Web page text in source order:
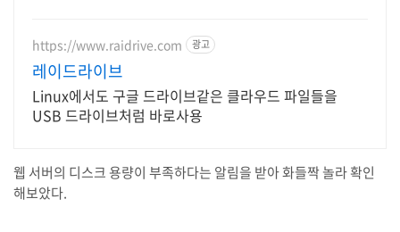
https://www.raidrive.com 광고
레이드라이브
Linux에서도 구글 드라이브같은 클라우드 파일들을
USB 드라이브처럼 바로사용
웹 서버의 디스크 용량이 부족하다는 알림을 받아 화들짝 놀라 확인
해보았다.